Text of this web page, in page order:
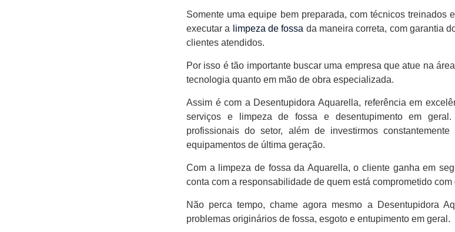
Somente uma equipe bem preparada, com técnicos treinados
executar a
limpeza de fossa da maneira correta, com garantia
clientes atendidos.
Por isso é tão importante buscar uma empresa que atue na
tecnologia quanto em mão de obra especializada.
Assim é com a Desentupidora Aquarella, referência em
serviços e limpeza de fossa e desentupimento em
profissionais do setor, além de investirmos
equipamentos de última geração.
Com a limpeza de fossa da Aquarella, o cliente ganha em
conta com a responsabilidade de quem está comprometido
Não perca tempo, chame agora mesmo a Desentupidora
problemas originários de fossa, esgoto e entupimento em geral.